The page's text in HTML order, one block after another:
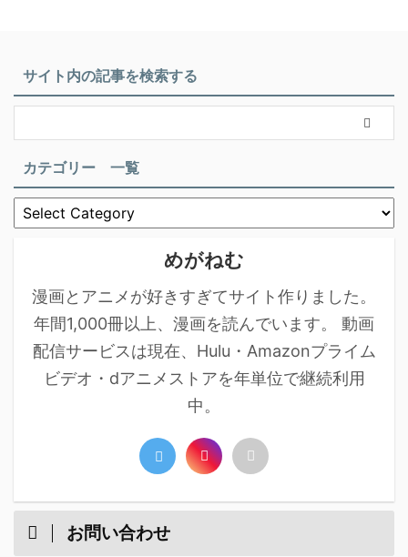
サイト内の記事を検索する
カテゴリー 一覧
めがねむ
漫画とアニメが好きすぎてサイト作りました。
年間1,000冊以上、漫画を読んでいます。 動画
配信サービスは現在、Hulu・Amazonプライム
ビデオ・dアニメストアを年単位で継続利用
中。
お問い合わせ